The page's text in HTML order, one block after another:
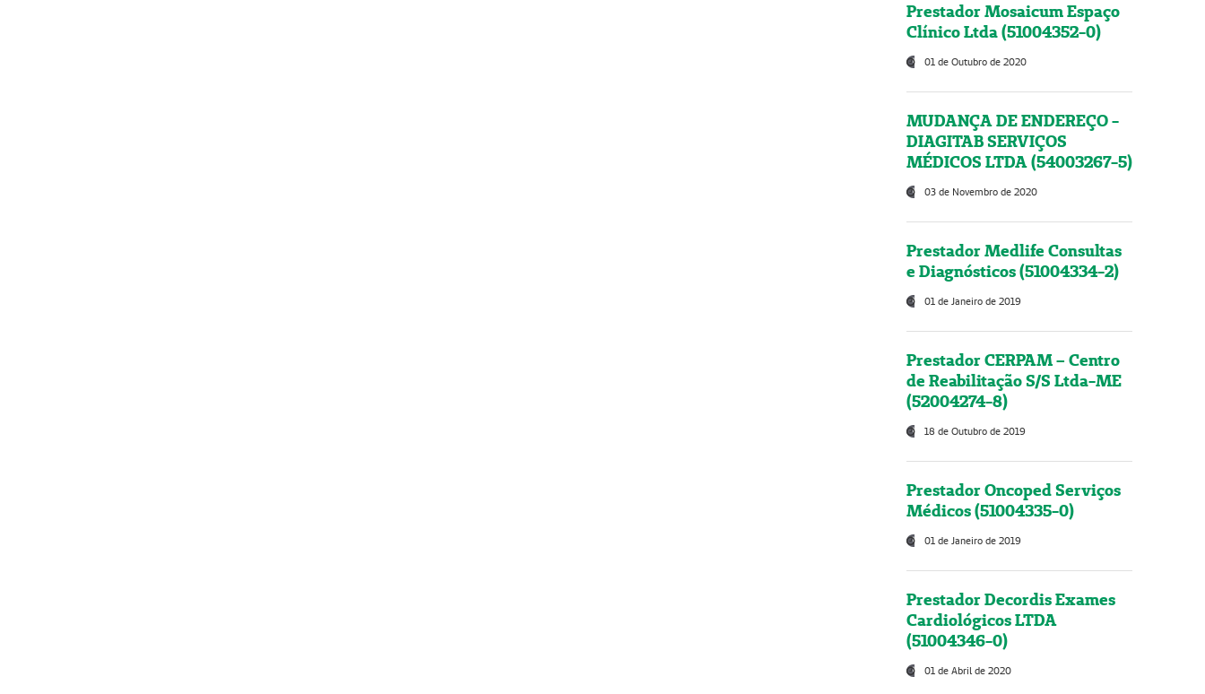
Prestador Mosaicum Espaço
Clínico Ltda (51004352-0)
01 de Outubro de 2020
MUDANÇA DE ENDEREÇO -
DIAGITAB SERVIÇOS
MÉDICOS LTDA (54003267-5)
03 de Novembro de 2020
Prestador Medlife Consultas
e Diagnósticos (51004334-2)
01 de Janeiro de 2019
Prestador CERPAM – Centro
de Reabilitação S/S Ltda-ME
(52004274-8)
18 de Outubro de 2019
Prestador Oncoped Serviços
Médicos (51004335-0)
01 de Janeiro de 2019
Prestador Decordis Exames
Cardiológicos LTDA
(51004346-0)
01 de Abril de 2020